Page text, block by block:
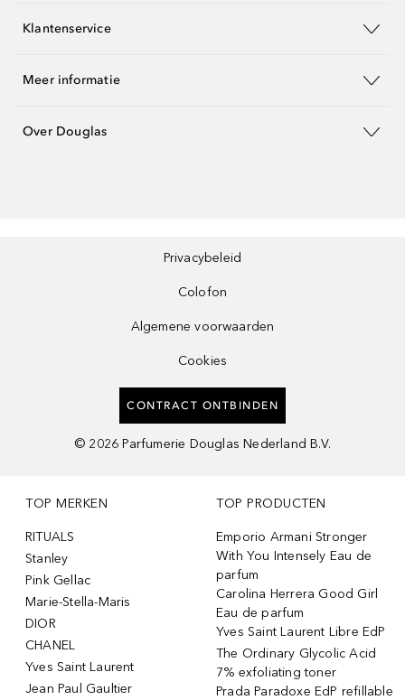
Klantenservice
Meer informatie
Over Douglas
Privacybeleid
Colofon
Algemene voorwaarden
Cookies
CONTRACT ONTBINDEN
© 2026 Parfumerie Douglas Nederland B.V.
TOP MERKEN
RITUALS
Stanley
Pink Gellac
Marie-Stella-Maris
DIOR
CHANEL
Yves Saint Laurent
Jean Paul Gaultier
TOP PRODUCTEN
Emporio Armani Stronger
With You Intensely Eau de
parfum
Carolina Herrera Good Girl
Eau de parfum
Yves Saint Laurent Libre EdP
The Ordinary Glycolic Acid
7% exfoliating toner
Prada Paradoxe EdP refillable